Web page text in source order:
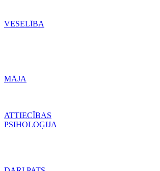
VESELĪBA
MĀJA
ATTIECĪBAS
PSIHOLOĢIJA